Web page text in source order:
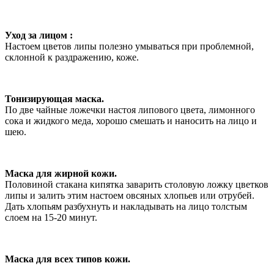
Уход за лицом :
Настоем цветов липы полезно умываться при проблемной,
склонной к раздражению, коже.
Тонизирующая маска.
По две чайные ложечки настоя липового цвета, лимонного
сока и жидкого меда, хорошо смешать и наносить на лицо и
шею.
Маска для жирной кожи.
Половиной стакана кипятка заварить столовую ложку цветков
липы и залить этим настоем овсяных хлопьев или отрубей.
Дать хлопьям разбухнуть и накладывать на лицо толстым
слоем на 15-20 минут.
Маска для всех типов кожи.